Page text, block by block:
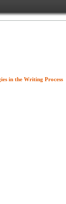
in the Writing Process